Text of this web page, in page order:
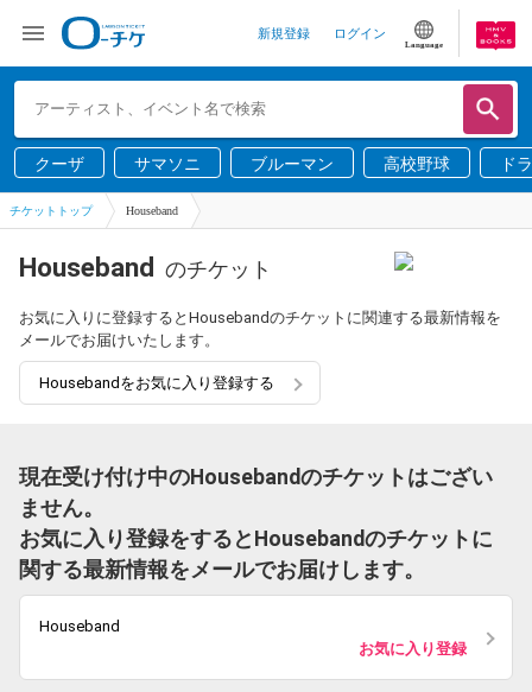
新規登録 ログイン
Language
クーザ サマソニ ブルーマン 高校野球 ド
チケットトップ Houseband
Houseband のチケット
お気に入りに登録するとHousebandのチケットに関連する最新情報を
メールでお届けいたします。
Housebandをお気に入り登録する
現在受け付け中のHousebandのチケットはござい
ません。
お気に入り登録をするとHousebandのチケットに
関する最新情報をメールでお届けします。
Houseband
お気に入り登録